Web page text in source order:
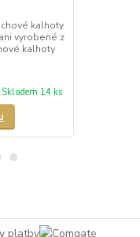
kalhoty
vyrobené z
kalhoty
Skladem 14 ks